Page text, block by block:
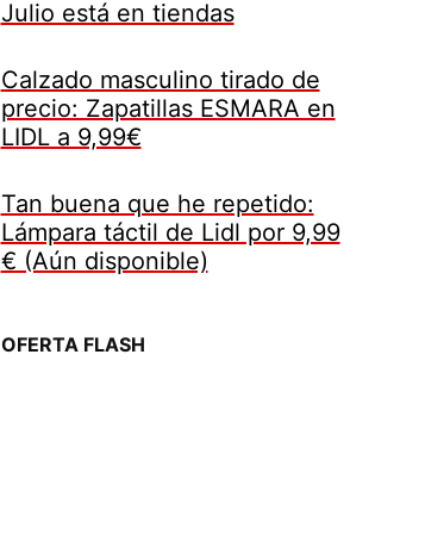
Julio está en tiendas
Calzado masculino tirado de
precio: Zapatillas ESMARA en
LIDL a 9,99€
Tan buena que he repetido:
Lámpara táctil de Lidl por 9,99
€ (Aún disponible)
OFERTA FLASH